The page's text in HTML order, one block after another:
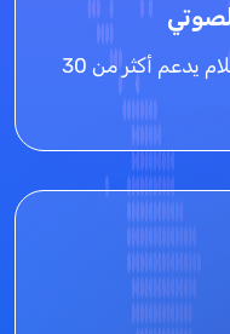
مزود صوتي لتحويل النص إلى كلام يدعم أكثر من 30